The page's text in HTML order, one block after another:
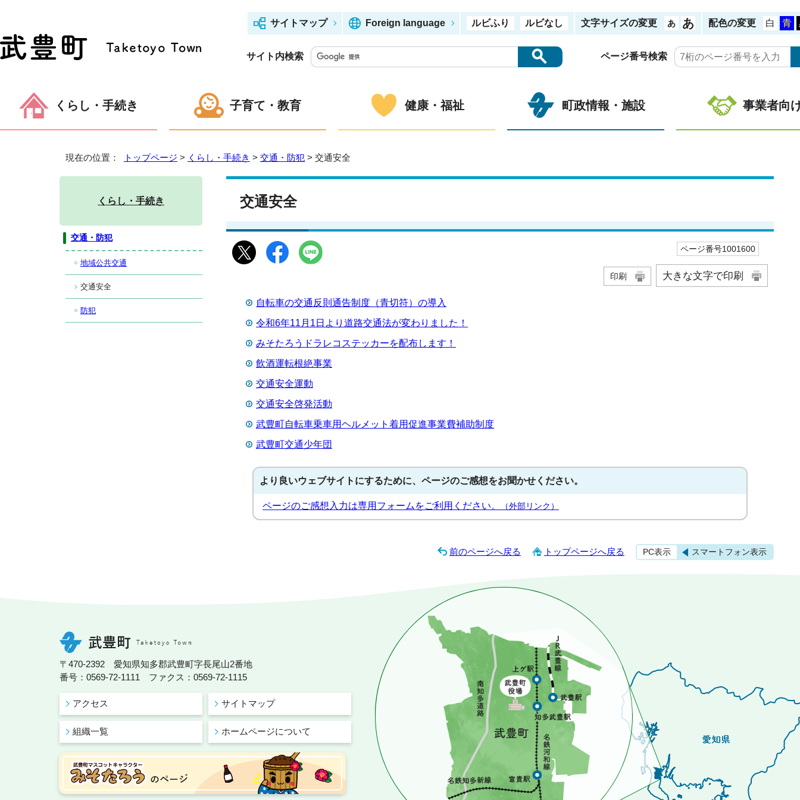
サイトマップ Foreign language ルビふり ルビなし 文字サイズの変更 配色の変更
サイト内検索 ページ番号検索
くらし・手続き 子育て・教育 健康・福祉 町政情報・施設 事業者向
現在の位置： トップページ > くらし・手続き > 交通・防犯 > 交通安全
交通安全
ページ番号1001600
印刷 大きな文字で印刷
自転車の交通反則通告制度（青切符）の導入
令和6年11月1日より道路交通法が変わりました！
みそたろうドラレコステッカーを配布します！
飲酒運転根絶事業
交通安全運動
交通安全啓発活動
武豊町自転車乗車用ヘルメット着用促進事業費補助制度
武豊町交通少年団
より良いウェブサイトにするために、ページのご感想をお聞かせください。
ページのご感想入力は専用フォームをご利用ください。 （外部リンク）
くらし・手続き
交通・防犯
地域公共交通
交通安全
防犯
前のページへ戻る トップページへ戻る PC表示 スマートフォン表示
〒470-2392 愛知県知多郡武豊町字長尾山2番地
番号：0569-72-1111 ファクス：0569-72-1115
アクセス サイトマップ
組織一覧 ホームページについて